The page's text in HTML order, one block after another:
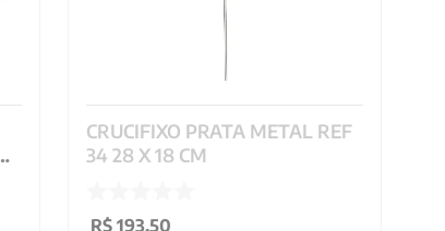
CRUCIFIXO PRATA METAL REF
34 28 X 18 CM
R$ 193,50